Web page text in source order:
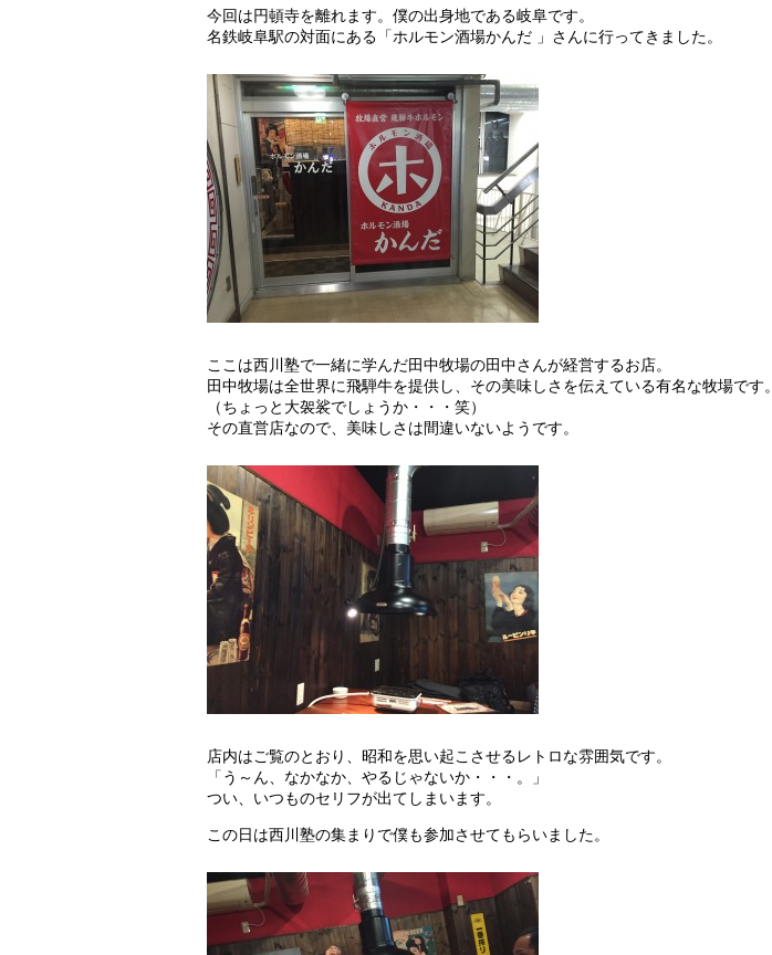
今回は円頓寺を離れます。僕の出身地である岐阜です。
名鉄岐阜駅の対面にある「ホルモン酒場かんだ 」さんに行ってきました。
ここは西川塾で一緒に学んだ田中牧場の田中さんが経営するお店。
田中牧場は全世界に飛騨牛を提供し、その美味しさを伝えている有名な牧場です。
（ちょっと大袈裟でしょうか・・・笑）
その直営店なので、美味しさは間違いないようです。
店内はご覧のとおり、昭和を思い起こさせるレトロな雰囲気です。
「う～ん、なかなか、やるじゃないか・・・。」
つい、いつものセリフが出てしまいます。
この日は西川塾の集まりで僕も参加させてもらいました。